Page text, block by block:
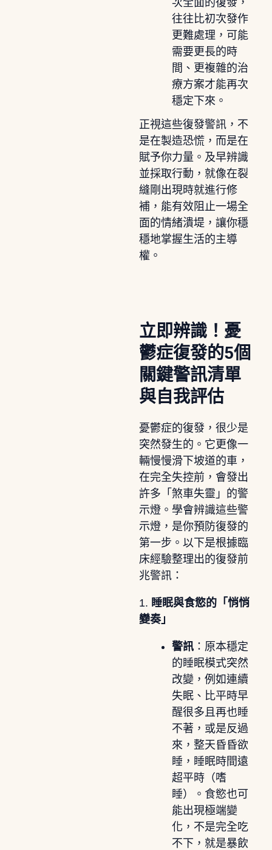
往往比初次發作
更難處理，可能
需要更長的時
間、更複雜的治
療方案才能再次
穩定下來。
正視這些復發警訊，不
是在製造恐慌，而是在
賦予你力量。及早辨識
並採取行動，就像在裂
縫剛出現時就進行修
補，能有效阻止一場全
面的情緒潰堤，讓你穩
穩地掌握生活的主導
權。
立即辨識！憂
鬱症復發的5個
關鍵警訊清單
與自我評估
憂鬱症的復發，很少是
突然發生的。它更像一
輛慢慢滑下坡道的車，
在完全失控前，會發出
許多「煞車失靈」的警
示燈。學會辨識這些警
示燈，是你預防復發的
第一步。以下是根據臨
床經驗整理出的復發前
兆警訊：
1. 睡眠與食慾的「悄悄
變奏」
警訊：原本穩定
的睡眠模式突然
改變，例如連續
失眠、比平時早
醒很多且再也睡
不著，或是反過
來，整天昏昏欲
睡，睡眠時間遠
超平時（嗜
睡）。食慾也可
能出現極端變
化，不是完全吃
不下，就是暴飲